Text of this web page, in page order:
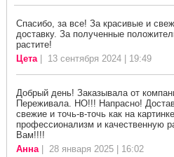
Спасибо, за все! За красивые и
доставку. За полученные
растите!
Цета| 13 сентября 2024 | 19:49
Добрый день! Заказывала от
Переживала. НО!!! Напрасно!
свежие и точь-в-точь как на
профессионализм и качественную
Вам!!!!
Анна| 28 января 2025 | 16:02